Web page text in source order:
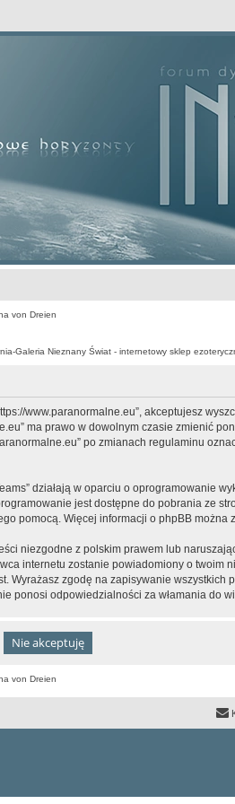
Galeria Nieznany Świat - internetowy sklep
www.paranormalne.eu”, akceptujesz
ma prawo w dowolnym czasie zmienić
po zmianach regulaminu
działają w oparciu o
jest dostępne do pobrania ze
pomocą. Więcej informacji o phpBB można
niezgodne z polskim prawem lub
internetu zostanie powiadomiony o twoim
Wyrażasz zgodę na zapisywanie
ponosi odpowiedzialności za włamania do